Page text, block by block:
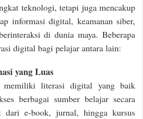
teknologi, tetapi juga mencakup
informasi digital, keamanan siber,
di dunia maya. Beberapa
digital bagi pelajar antara lain:
yang Luas
memiliki literasi digital yang baik
berbagai sumber belajar secara
dari e-book, jurnal, hingga kursus